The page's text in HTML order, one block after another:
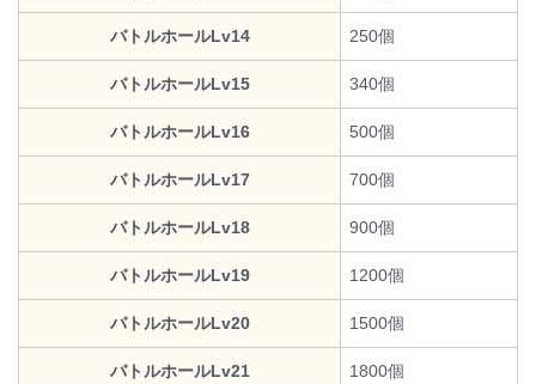
バトルホールLv14 250個
バトルホールLv15 340個
バトルホールLv16 500個
バトルホールLv17 700個
バトルホールLv18 900個
バトルホールLv19 1200個
バトルホールLv20 1500個
バトルホールLv21 1800個